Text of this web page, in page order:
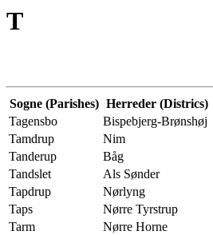
T
Sogne (Parishes) Herreder (Districs)
Tagensbo
Bispebjerg-Brønshøj
Tamdrup
Nim
Tanderup
Båg
Tandslet
Als Sønder
Tapdrup
Nørlyng
Taps
Nørre Tyrstrup
Tarm
Nørre Horne